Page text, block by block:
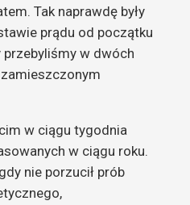
Tak naprawdę były
prądu od początku
w dwóch
w ciągu tygodnia
w ciągu roku.
nie porzucił prób